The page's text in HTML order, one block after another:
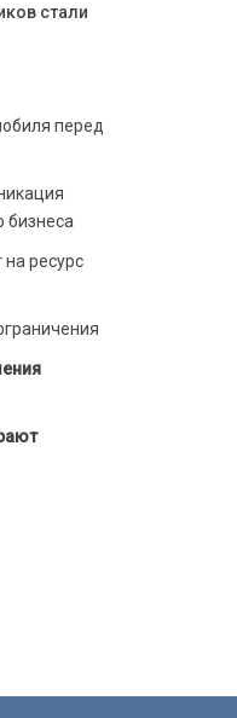
стали
перед
бизнеса
ресурс